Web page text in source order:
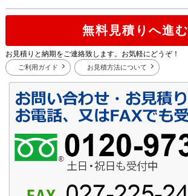
無料見積りへ進む
お見積りと納期をご連絡致します。お気軽にどうぞ！
ご利用ガイド お見積方法について